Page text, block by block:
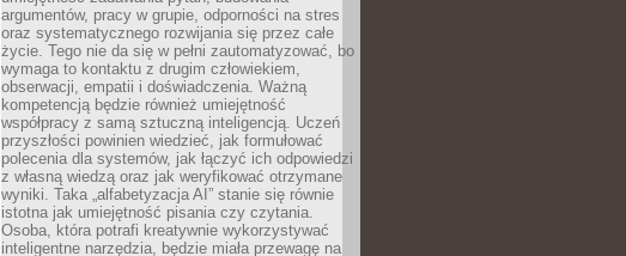
argumentów, pracy w grupie, odporności na stres
oraz systematycznego rozwijania się przez całe
życie. Tego nie da się w pełni zautomatyzować, bo
wymaga to kontaktu z drugim człowiekiem,
obserwacji, empatii i doświadczenia. Ważną
kompetencją będzie również umiejętność
współpracy z samą sztuczną inteligencją. Uczeń
przyszłości powinien wiedzieć, jak formułować
polecenia dla systemów, jak łączyć ich odpowiedzi
z własną wiedzą oraz jak weryfikować otrzymane
wyniki. Taka „alfabetyzacja AI” stanie się równie
istotna jak umiejętność pisania czy czytania.
Osoba, która potrafi kreatywnie wykorzystywać
inteligentne narzędzia, będzie miała przewagę na